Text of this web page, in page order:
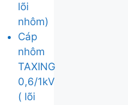
lõi
nhôm)
Cáp
nhôm
TAXING
0,6/1kV
( lõi